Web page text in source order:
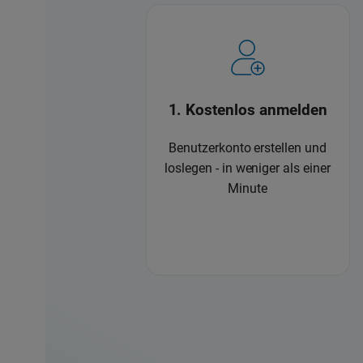
1. Kostenlos anmelden
Benutzerkonto erstellen und
loslegen - in weniger als einer
Minute